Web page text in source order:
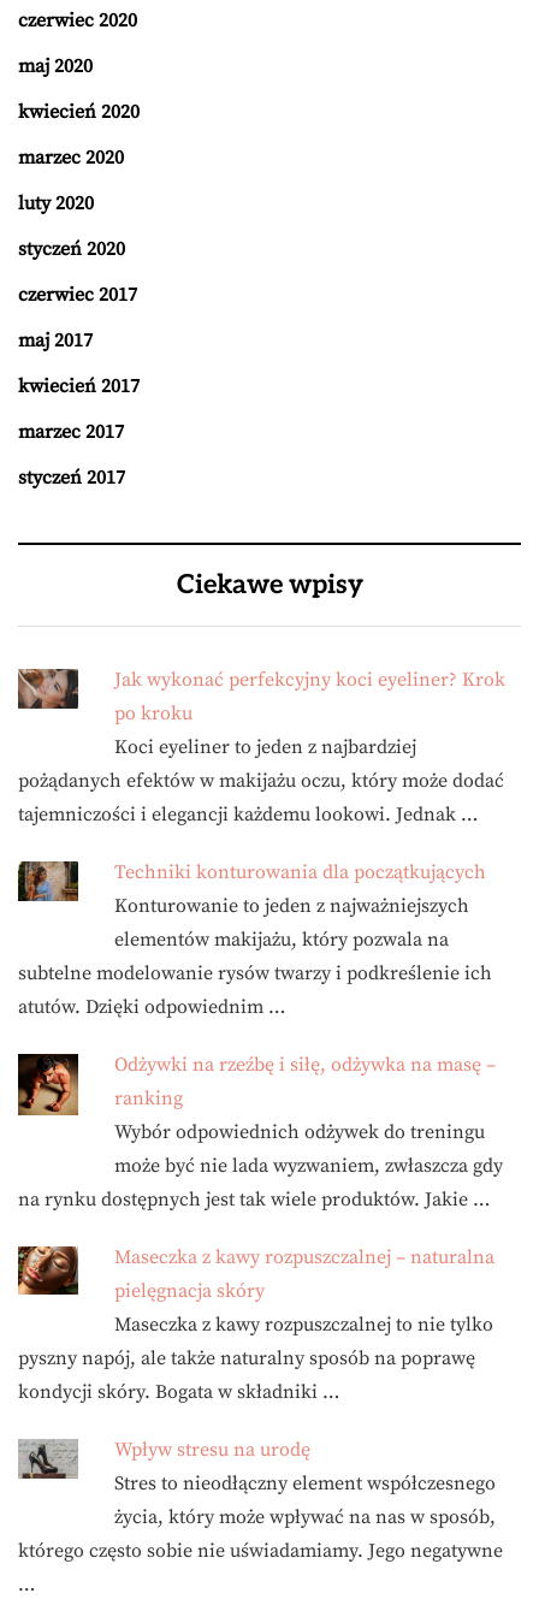
czerwiec 2020
maj 2020
kwiecień 2020
marzec 2020
luty 2020
styczeń 2020
czerwiec 2017
maj 2017
kwiecień 2017
marzec 2017
styczeń 2017
Ciekawe wpisy
Jak wykonać perfekcyjny koci eyeliner? Krok
po kroku
Koci eyeliner to jeden z najbardziej
pożądanych efektów w makijażu oczu, który może dodać
tajemniczości i elegancji każdemu lookowi. Jednak …
Techniki konturowania dla początkujących
Konturowanie to jeden z najważniejszych
elementów makijażu, który pozwala na
subtelne modelowanie rysów twarzy i podkreślenie ich
atutów. Dzięki odpowiednim …
Odżywki na rzeźbę i siłę, odżywka na masę –
ranking
Wybór odpowiednich odżywek do treningu
może być nie lada wyzwaniem, zwłaszcza gdy
na rynku dostępnych jest tak wiele produktów. Jakie …
Maseczka z kawy rozpuszczalnej – naturalna
pielęgnacja skóry
Maseczka z kawy rozpuszczalnej to nie tylko
pyszny napój, ale także naturalny sposób na poprawę
kondycji skóry. Bogata w składniki …
Wpływ stresu na urodę
Stres to nieodłączny element współczesnego
życia, który może wpływać na nas w sposób,
którego często sobie nie uświadamiamy. Jego negatywne
…